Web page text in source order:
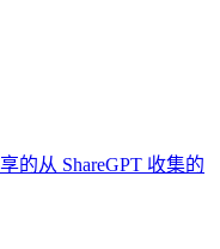
的从 ShareGPT 收集的